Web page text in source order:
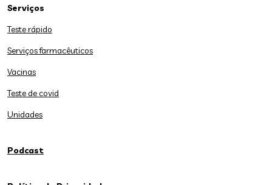
Serviços
Teste rápido
Serviços farmacêuticos
Vacinas
Teste de covid
Unidades
Podcast